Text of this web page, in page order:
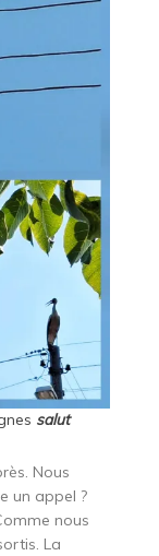
salut
Nous
un appel ?
nous
La